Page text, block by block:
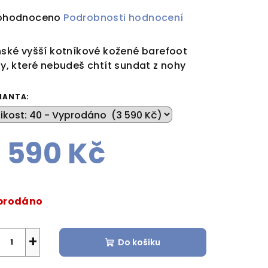
Podrobnosti hodnocení
vyšší kotníkové kožené barefoot
které nebudeš chtít sundat z nohy
590 Kč
+ Do košíku